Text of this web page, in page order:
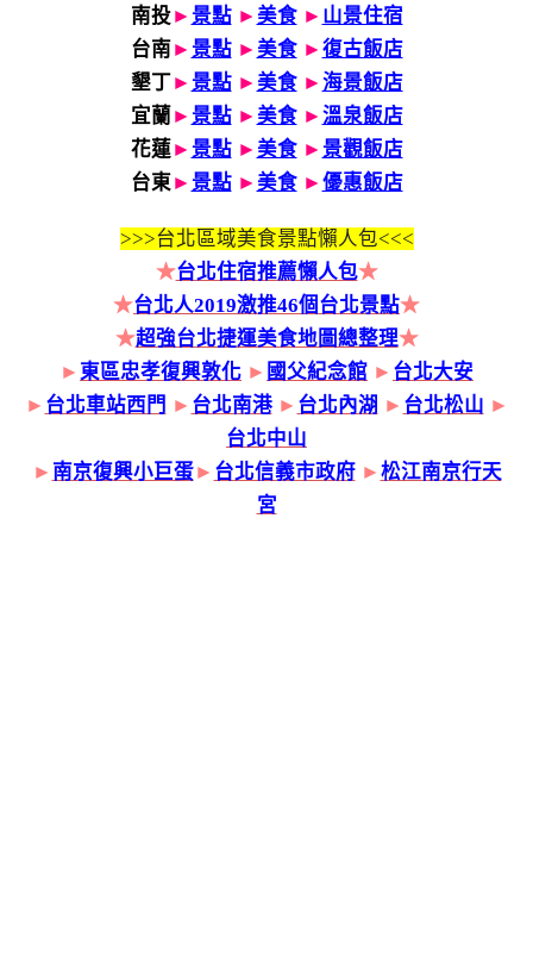
南投► 景點 ► 美食► 山景住宿
台南 ► 景點 ► 美食► 復古飯店
墾丁 ► 景點 ► 美食► 海景飯店
宜蘭 ► 景點 ► 美食► 溫泉飯店
花蓮► 景點 ► 美食► 景觀飯店
台東► 景點 ► 美食► 優惠飯店
>>>台北區域美食景點懶人包<<<
★台北住宿推薦懶人包★
★台北人2019激推46個台北景點★
★超強台北捷運美食地圖總整理★
► 東區忠孝復興敦化 ► 國父紀念館 ► 台北大安
► 台北車站西門 ► 台北南港 ► 台北內湖 ► 台北松山 ►
台北中山
► 南京復興小巨蛋► 台北信義市政府► 松江南京行天
宮